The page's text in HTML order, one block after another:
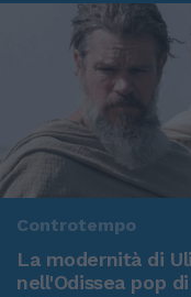
Controtempo
La modernità di
nell'Odissea pop